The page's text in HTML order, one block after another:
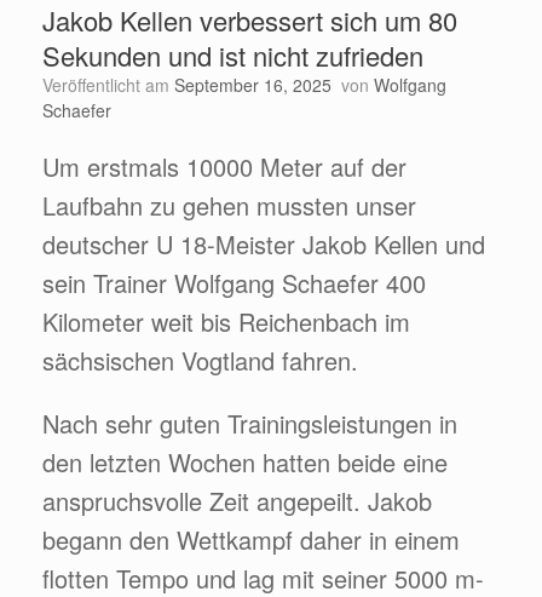
Jakob Kellen verbessert sich um 80
Sekunden und ist nicht zufrieden
Veröffentlicht am September 16, 2025 von Wolfgang
Schaefer
Um erstmals 10000 Meter auf der
Laufbahn zu gehen mussten unser
deutscher U 18-Meister Jakob Kellen und
sein Trainer Wolfgang Schaefer 400
Kilometer weit bis Reichenbach im
sächsischen Vogtland fahren.
Nach sehr guten Trainingsleistungen in
den letzten Wochen hatten beide eine
anspruchsvolle Zeit angepeilt. Jakob
begann den Wettkampf daher in einem
flotten Tempo und lag mit seiner 5000 m-